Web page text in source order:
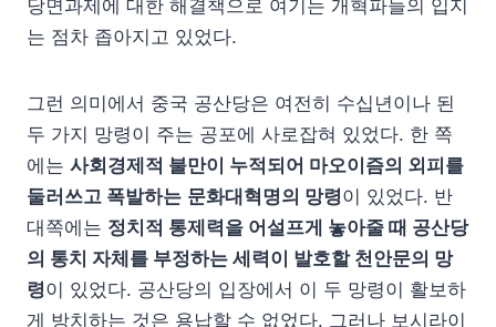
당면과제에 대한 해결책으로 여기는 개혁파들의 입지
는 점차 좁아지고 있었다.
그런 의미에서 중국 공산당은 여전히 수십년이나 된
두 가지 망령이 주는 공포에 사로잡혀 있었다. 한 쪽
에는 사회경제적 불만이 누적되어 마오이즘의 외피를
둘러쓰고 폭발하는 문화대혁명의 망령이 있었다. 반
대쪽에는 정치적 통제력을 어설프게 놓아줄 때 공산당
의 통치 자체를 부정하는 세력이 발호할 천안문의 망
령이 있었다. 공산당의 입장에서 이 두 망령이 활보하
게 방치하는 것은 용납할 수 없었다. 그러나 보시라이